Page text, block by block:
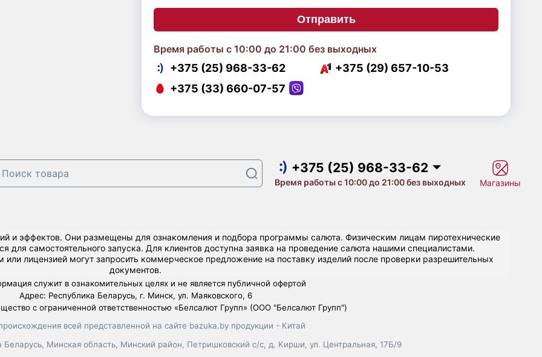
Отправить
Время работы с 10:00 до 21:00 без выходных
+375 (25) 968-33-62
+375 (29) 657-10-53
+375 (33) 660-07-57
+375 (25) 968-33-62
Время работы с 10:00 до 21:00 без выходных Магазины
и эффектов. Они размещены для ознакомления и подбора программы салюта. Физическим лицам пиротехнические
для самостоятельного запуска. Для клиентов доступна заявка на проведение салюта нашими специалистами.
лицензией могут запросить коммерческое предложение на поставку изделий после проверки разрешительных
документов.
служит в ознакомительных целях и не является публичной офертой
Адрес: Республика Беларусь, г. Минск, ул. Маяковского, 6
с ограниченной ответственностью «Белсалют Групп» (ООО "Белсалют Групп")
всей представленной на сайте bazuka.by продукции - Китай
Минская область, Минский район, Петришковский с/с, д. Кирши, ул. Центральная, 17Б/9